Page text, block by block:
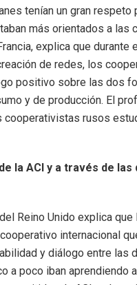
tenían un gran
más orientados a las
explica que
de redes, los
positivo sobre las dos
y de producción. El
cooperativistas rusos
la ACI y a través de
Reino Unido explica
internacional
y diálogo entre
a poco iban aprendiendo